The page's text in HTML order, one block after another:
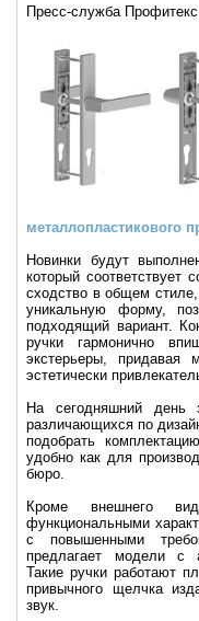
Пресс-служба Профитекс
металлопластикового
Новинки будут
который соответствует
сходство в общем
уникальную форму,
подходящий вариант.
ручки гармонично
экстерьеры, придавая
эстетически
На сегодняшний день
различающихся по
подобрать
удобно как для
бюро.
Кроме внешнего
функциональными
с повышенными
предлагает модели с
Такие ручки работают
привычного щелчка
звук.